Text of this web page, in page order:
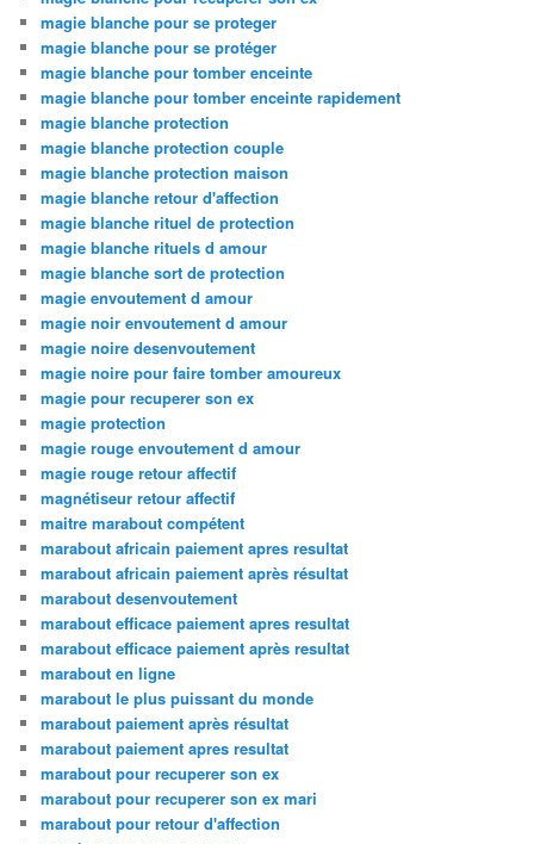
magie blanche pour se proteger
magie blanche pour se protéger
magie blanche pour tomber enceinte
magie blanche pour tomber enceinte rapidement
magie blanche protection
magie blanche protection couple
magie blanche protection maison
magie blanche retour d'affection
magie blanche rituel de protection
magie blanche rituels d amour
magie blanche sort de protection
magie envoutement d amour
magie noir envoutement d amour
magie noire desenvoutement
magie noire pour faire tomber amoureux
magie pour recuperer son ex
magie protection
magie rouge envoutement d amour
magie rouge retour affectif
magnétiseur retour affectif
maitre marabout compétent
marabout africain paiement apres resultat
marabout africain paiement après résultat
marabout desenvoutement
marabout efficace paiement apres resultat
marabout efficace paiement après resultat
marabout en ligne
marabout le plus puissant du monde
marabout paiement après résultat
marabout paiement apres resultat
marabout pour recuperer son ex
marabout pour recuperer son ex mari
marabout pour retour d'affection